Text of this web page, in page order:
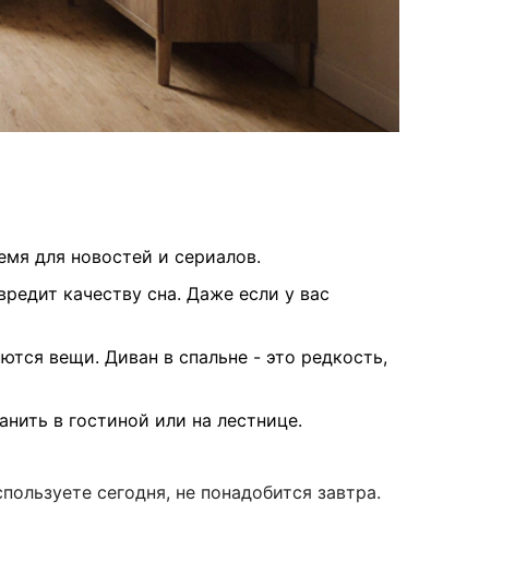
для новостей и сериалов.
качеству сна. Даже если у вас
вещи. Диван в спальне - это редкость,
в гостиной или на лестнице.
сегодня, не понадобится завтра.